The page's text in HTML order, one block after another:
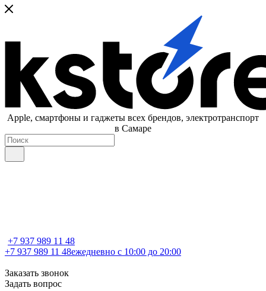
Apple, cмартфоны и гаджеты всех брендов, электротранспорт
в Самаре
+7 937 989 11 48
+7 937 989 11 48ежедневно с 10:00 до 20:00
Заказать звонок
Задать вопрос